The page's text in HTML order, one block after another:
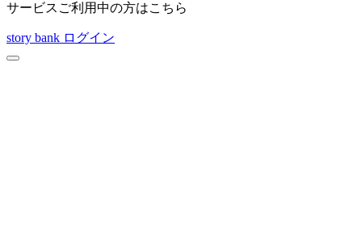
サービスご利用中の方はこちら
story bank ログイン